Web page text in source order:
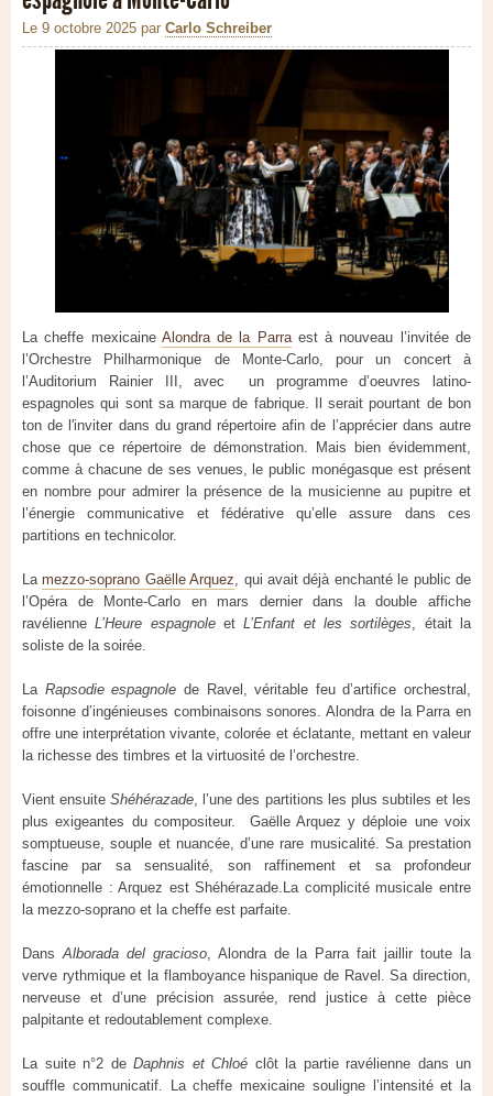
Le 9 octobre 2025 par Carlo Schreiber
La cheffe mexicaine Alondra de la Parraest à nouveau l’invitée de
l’Orchestre Philharmonique de Monte-Carlo, pour un concert à
l’Auditorium Rainier III, avec un programme d’oeuvres latino-
espagnoles qui sont sa marque de fabrique. Il serait pourtant de bon
ton de l'inviter dans du grand répertoire afin de l’apprécier dans autre
chose que ce répertoire de démonstration. Mais bien évidemment,
comme à chacune de ses venues, le public monégasque est présent
en nombre pour admirer la présence de la musicienne au pupitre et
l’énergie communicative et fédérative qu’elle assure dans ces
partitions en technicolor.
Lamezzo-soprano Gaëlle Arquez, qui avait déjà enchanté le public de
l’Opéra de Monte-Carlo en mars dernier dans la double affiche
ravélienneL’Heure espagnoleetL’Enfant et les sortilèges, était la
soliste de la soirée.
La Rapsodie espagnole de Ravel, véritable feu d’artifice orchestral,
foisonne d’ingénieuses combinaisons sonores. Alondra de la Parra en
offre une interprétation vivante, colorée et éclatante, mettant en valeur
la richesse des timbres et la virtuosité de l’orchestre.
Vient ensuiteShéhérazade, l’une des partitions les plus subtiles et les
plus exigeantes du compositeur. Gaëlle Arquez y déploie une voix
somptueuse, souple et nuancée, d’une rare musicalité. Sa prestation
fascine par sa sensualité, son raffinement et sa profondeur
émotionnelle : Arquez est Shéhérazade.La complicité musicale entre
la mezzo-soprano et la cheffe est parfaite.
DansAlborada del gracioso, Alondra de la Parra fait jaillir toute la
verve rythmique et la flamboyance hispanique de Ravel. Sa direction,
nerveuse et d’une précision assurée, rend justice à cette pièce
palpitante et redoutablement complexe.
La suite n°2 de Daphnis et Chloé clôt la partie ravélienne dans un
souffle communicatif. La cheffe mexicaine souligne l’intensité et la